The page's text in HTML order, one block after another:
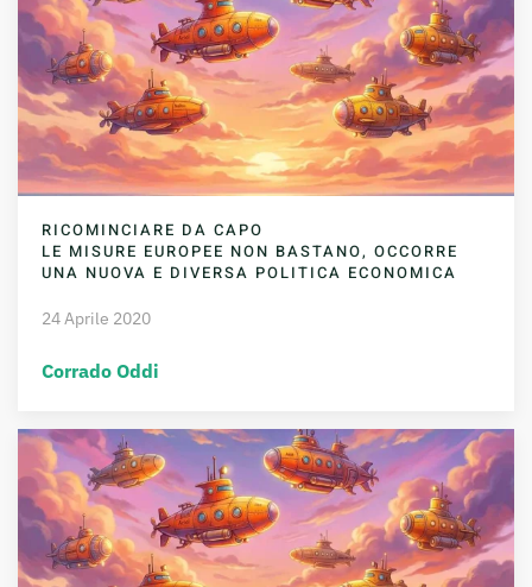
RICOMINCIARE DA CAPO
LE MISURE EUROPEE NON BASTANO, OCCORRE
UNA NUOVA E DIVERSA POLITICA ECONOMICA
24 Aprile 2020
Corrado Oddi